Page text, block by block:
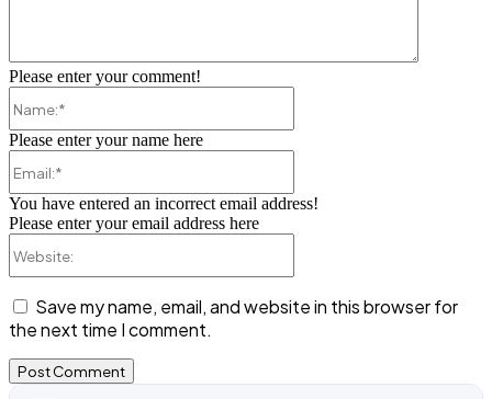
Please enter your comment!
Please enter your name here
You have entered an incorrect email address!
Please enter your email address here
Save my name, email, and website in this browser for
the next time I comment.